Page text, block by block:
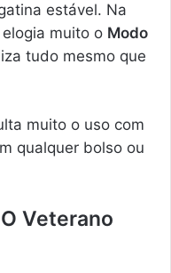
estável. Na
muito o Modo
tudo mesmo que
muito o uso com
qualquer bolso ou
Veterano